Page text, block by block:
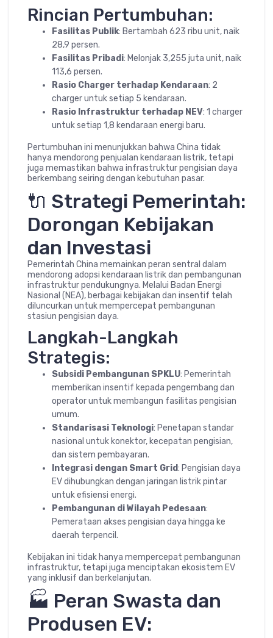
Rincian Pertumbuhan:
Fasilitas Publik: Bertambah 623 ribu unit, naik
28,9 persen.
Fasilitas Pribadi: Melonjak 3,255 juta unit, naik
113,6 persen.
Rasio Charger terhadap Kendaraan: 2
charger untuk setiap 5 kendaraan.
Rasio Infrastruktur terhadap NEV: 1 charger
untuk setiap 1,8 kendaraan energi baru.
Pertumbuhan ini menunjukkan bahwa China tidak
hanya mendorong penjualan kendaraan listrik, tetapi
juga memastikan bahwa infrastruktur pengisian daya
berkembang seiring dengan kebutuhan pasar.
🔌 Strategi Pemerintah:
Dorongan Kebijakan
dan Investasi
Pemerintah China memainkan peran sentral dalam
mendorong adopsi kendaraan listrik dan pembangunan
infrastruktur pendukungnya. Melalui Badan Energi
Nasional (NEA), berbagai kebijakan dan insentif telah
diluncurkan untuk mempercepat pembangunan
stasiun pengisian daya.
Langkah-Langkah
Strategis:
Subsidi Pembangunan SPKLU: Pemerintah
memberikan insentif kepada pengembang dan
operator untuk membangun fasilitas pengisian
umum.
Standarisasi Teknologi: Penetapan standar
nasional untuk konektor, kecepatan pengisian,
dan sistem pembayaran.
Integrasi dengan Smart Grid: Pengisian daya
EV dihubungkan dengan jaringan listrik pintar
untuk efisiensi energi.
Pembangunan di Wilayah Pedesaan:
Pemerataan akses pengisian daya hingga ke
daerah terpencil.
Kebijakan ini tidak hanya mempercepat pembangunan
infrastruktur, tetapi juga menciptakan ekosistem EV
yang inklusif dan berkelanjutan.
🏭 Peran Swasta dan
Produsen EV: